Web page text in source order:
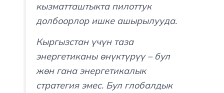
кызматташтыкта пилоттук
долбоорлор ишке ашырылууда.
Кыргызстан үчүн таза
энергетиканы өнүктүрүү – бул
жөн гана энергетикалык
стратегия эмес. Бул глобалдык